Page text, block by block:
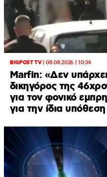
BIGPOST TV|08.08.2026 | 10:34
Marfin: «Δεν
δικηγόρος της
για τον φονικό
για την ίδια